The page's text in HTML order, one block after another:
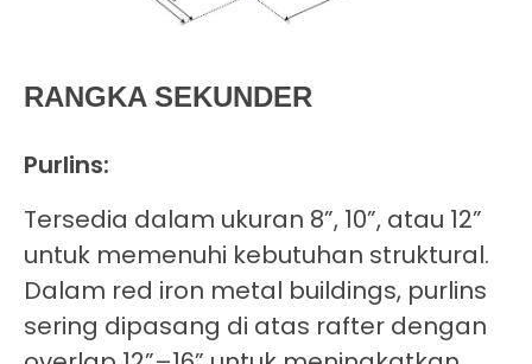
RANGKA SEKUNDER
Purlins:
Tersedia dalam ukuran 8”, 10”, atau 12”
untuk memenuhi kebutuhan struktural.
Dalam red iron metal buildings, purlins
sering dipasang di atas rafter dengan